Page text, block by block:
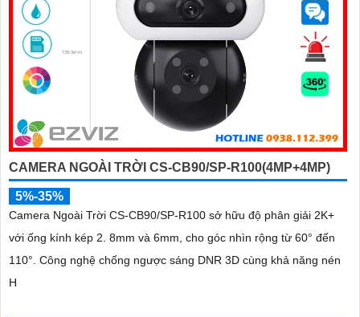
CAMERA NGOÀI TRỜI CS-CB90/SP-R100(4MP+4MP)
5%-35%
Camera Ngoài Trời CS-CB90/SP-R100 sở hữu độ phân giải 2K+
với ống kính kép 2. 8mm và 6mm, cho góc nhìn rộng từ 60° đến
110°. Công nghệ chống ngược sáng DNR 3D cùng khả năng nén
H